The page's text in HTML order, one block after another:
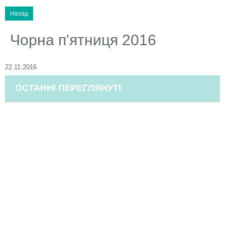
Чорна п'ятниця 2016
22.11.2016
ОСТАННІ ПЕРЕГЛЯНУТІ